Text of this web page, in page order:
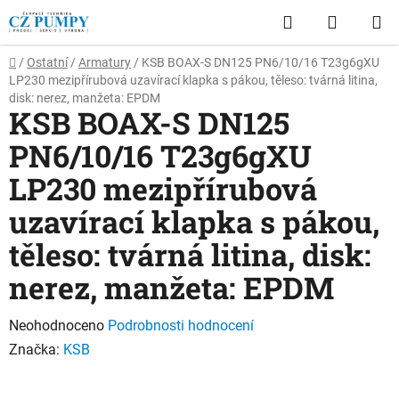
Přejít
na
obsah
Hledat
KOŠÍK
Domů
/ Ostatní / Armatury / KSB BOAX-S DN125 PN6/10/16 T23g6gXU
LP230 mezipřírubová uzavírací klapka s pákou, těleso: tvárná litina,
disk: nerez, manžeta: EPDM
KSB BOAX-S DN125
PN6/10/16 T23g6gXU
LP230 mezipřírubová
uzavírací klapka s pákou,
těleso: tvárná litina, disk:
nerez, manžeta: EPDM
Průměrné
hodnocení
Neohodnoceno Podrobnosti hodnocení
Značka: KSB